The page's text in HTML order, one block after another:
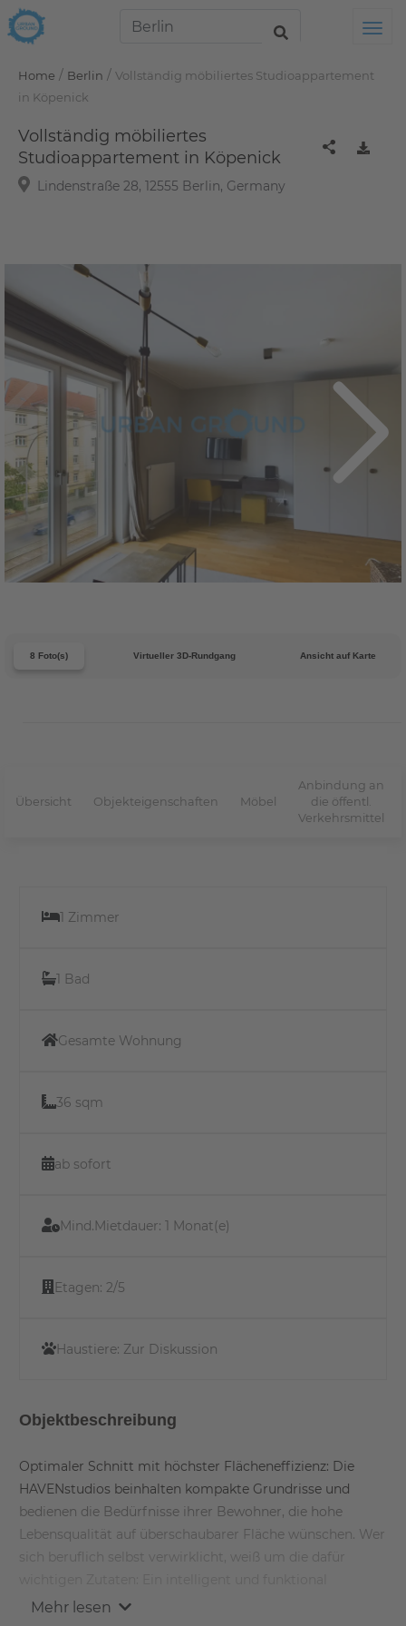
Home / Berlin / Vollständig möbiliertes Studioappartement
in Köpenick
Vollständig möbiliertes
Studioappartement in Köpenick
Lindenstraße 28, 12555 Berlin, Germany
8 Foto(s) Virtueller 3D-Rundgang Ansicht auf Karte
Übersicht Objekteigenschaften Möbel
Anbindung an
die öffentl.
Verkehrsmittel
1 Zimmer
1 Bad
Gesamte Wohnung
36 sqm
ab sofort
Mind.Mietdauer: 1 Monat(e)
Etagen: 2/5
Haustiere: Zur Diskussion
Objektbeschreibung
Optimaler Schnitt mit höchster Flächeneffizienz: Die
HAVENstudios beinhalten kompakte Grundrisse und
bedienen die Bedürfnisse ihrer Bewohner, die hohe
Lebensqualität auf überschaubarer Fläche wünschen. Wer
sich beruflich selbst verwirklicht, weiß um die dafür
gestaltetes, komfortables Zuhause. Kurze Wege zur
Mehr lesen